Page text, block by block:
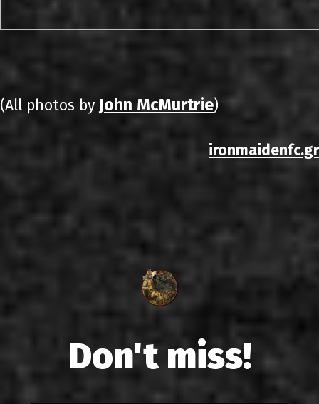
(All photos by John McMurtrie)
ironmaidenfc.gr
Don't miss!